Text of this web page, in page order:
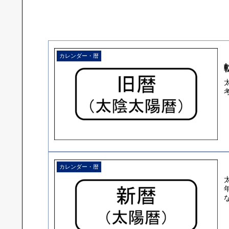
カレンダー・暦
カレンダー・暦